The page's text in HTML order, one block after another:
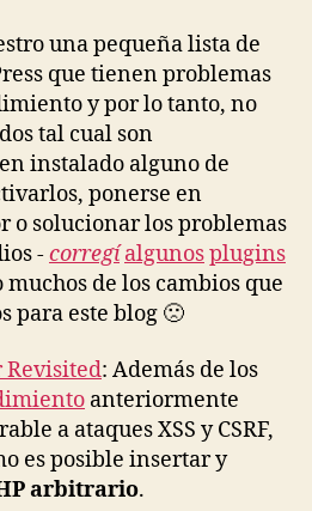
una pequeña lista de
que tienen problemas
y por lo tanto, no
tal cual son
instalado alguno de
ponerse en
o solucionar los problemas
-corregí algunosplugins
de los cambios que
para este blog 🙁
Revisited: Además de los
anteriormente
a ataques XSS y CSRF,
es posible insertar y
arbitrario.